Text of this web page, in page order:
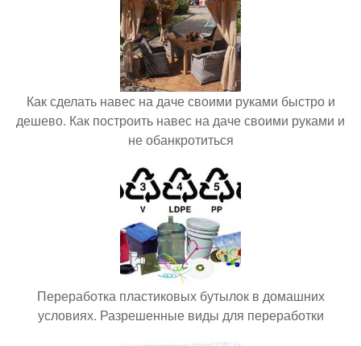
Как сделать навес на даче своими руками быстро и
дешево. Как построить навес на даче своими руками и
не обанкротиться
Переработка пластиковых бутылок в домашних
условиях. Разрешенные виды для переработки